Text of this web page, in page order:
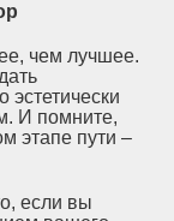
чем лучшее.
эстетически
И помните,
этапе пути –
если вы